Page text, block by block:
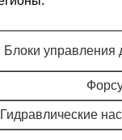
Блоки управления
Гидравлические